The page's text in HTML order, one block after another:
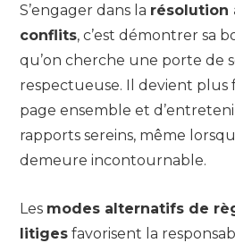
S’engager dans la résolution
conflits, c’est démontrer sa
qu’on cherche une porte de
respectueuse. Il devient plus
page ensemble et
rapports sereins, même
demeure incontournable.
Les modes alternatifs de
litiges favorisent la